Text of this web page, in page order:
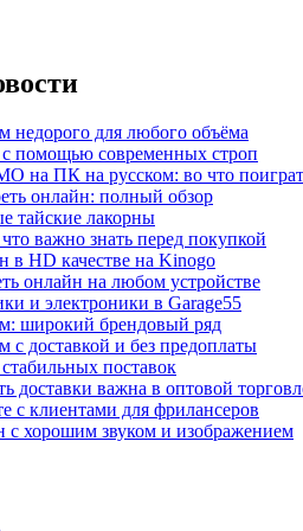
недорого для любого объёма
помощью современных строп
на ПК на русском: во что
онлайн: полный обзор
тайские лакорны
важно знать перед покупкой
HD качестве на Kinogo
онлайн на любом устройстве
и электроники в Garage55
широкий брендовый ряд
с доставкой и без предоплаты
поставок
доставки важна в оптовой
с клиентами для фрилансеров
хорошим звуком и изображением